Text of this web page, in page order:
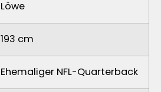
Löwe
193 cm
Ehemaliger NFL-Quarterback